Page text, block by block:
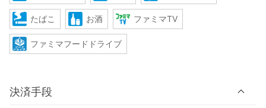
たばこ お酒 ファミマTV
ファミマフードドライブ
決済手段